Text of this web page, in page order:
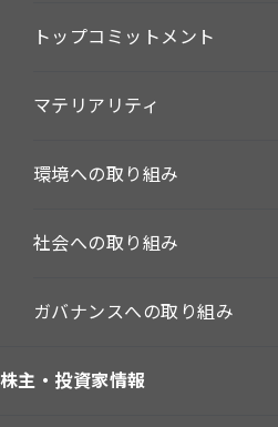
トップコミットメント
マテリアリティ
環境への取り組み
社会への取り組み
ガバナンスへの取り組み
株主・投資家情報